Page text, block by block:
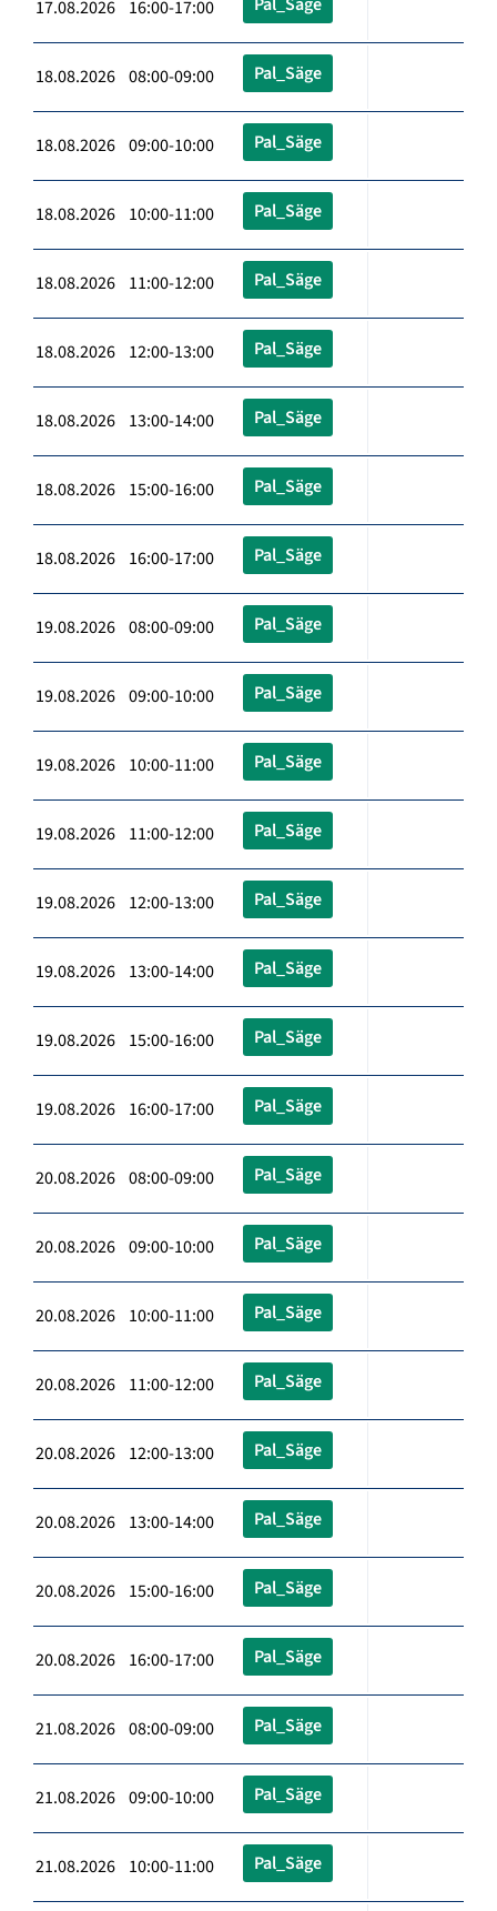
17.08.2026 16:00-17:00
18.08.2026 08:00-09:00 Pal_Säge
18.08.2026 09:00-10:00 Pal_Säge
18.08.2026 10:00-11:00 Pal_Säge
18.08.2026 11:00-12:00 Pal_Säge
18.08.2026 12:00-13:00 Pal_Säge
18.08.2026 13:00-14:00 Pal_Säge
18.08.2026 15:00-16:00 Pal_Säge
18.08.2026 16:00-17:00 Pal_Säge
19.08.2026 08:00-09:00 Pal_Säge
19.08.2026 09:00-10:00 Pal_Säge
19.08.2026 10:00-11:00 Pal_Säge
19.08.2026 11:00-12:00 Pal_Säge
19.08.2026 12:00-13:00 Pal_Säge
19.08.2026 13:00-14:00 Pal_Säge
19.08.2026 15:00-16:00 Pal_Säge
19.08.2026 16:00-17:00 Pal_Säge
20.08.2026 08:00-09:00 Pal_Säge
20.08.2026 09:00-10:00 Pal_Säge
20.08.2026 10:00-11:00 Pal_Säge
20.08.2026 11:00-12:00 Pal_Säge
20.08.2026 12:00-13:00 Pal_Säge
20.08.2026 13:00-14:00 Pal_Säge
20.08.2026 15:00-16:00 Pal_Säge
20.08.2026 16:00-17:00 Pal_Säge
21.08.2026 08:00-09:00 Pal_Säge
21.08.2026 09:00-10:00 Pal_Säge
21.08.2026 10:00-11:00 Pal_Säge